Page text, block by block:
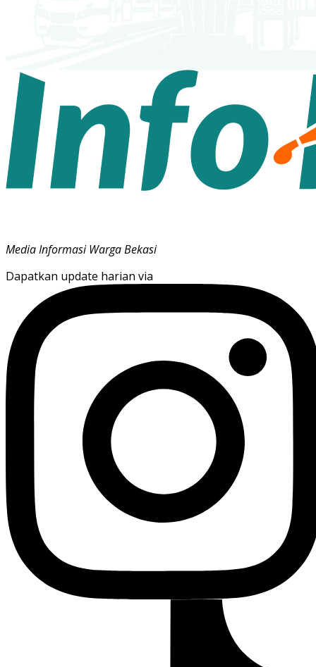
Media Informasi Warga Bekasi
Dapatkan update harian via